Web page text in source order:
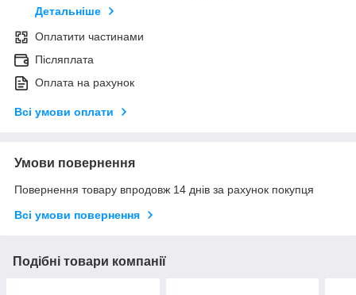
Детальніше
Оплатити частинами
Післяплата
Оплата на рахунок
Всі умови оплати
Умови повернення
Повернення товару впродовж 14 днів за рахунок покупця
Всі умови повернення
Подібні товари компанії